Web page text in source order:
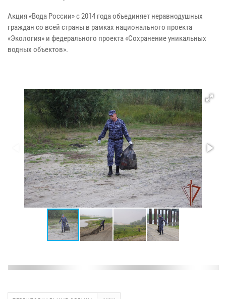
Акция «Вода России» с 2014 года объединяет неравнодушных
граждан со всей страны в рамках национального проекта
«Экология» и федерального проекта «Сохранение уникальных
водных объектов».